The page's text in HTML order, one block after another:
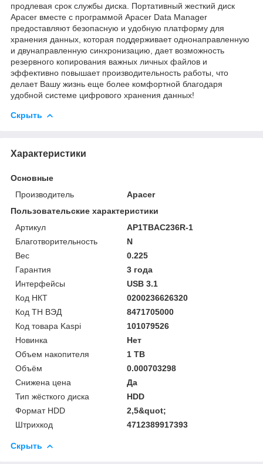
продлевая срок службы диска. Портативный жесткий диск
Apacer вместе с программой Apacer Data Manager
предоставляют безопасную и удобную платформу для
хранения данных, которая поддерживает однонаправленную
и двунаправленную синхронизацию, дает возможность
резервного копирования важных личных файлов и
эффективно повышает производительность работы, что
делает Вашу жизнь еще более комфортной благодаря
удобной системе цифрового хранения данных!
Скрыть
Характеристики
Основные
Производитель
Apacer
Пользовательские характеристики
Артикул
AP1TBAC236R-1
Благотворительность
N
Вес
0.225
Гарантия
3 года
Интерфейсы
USB 3.1
Код НКТ
0200236626320
Код ТН ВЭД
8471705000
Код товара Kaspi
101079526
Новинка
Нет
Объем накопителя
1 TB
Объём
0.000703298
Снижена цена
Да
Тип жёсткого диска
HDD
Формат HDD
2,5&quot;
Штрихкод
4712389917393
Скрыть